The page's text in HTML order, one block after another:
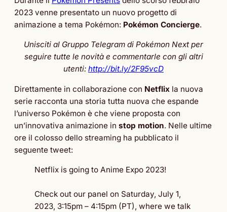
2023 venne presentato un nuovo progetto di
animazione a tema Pokémon: Pokémon Concierge.
Unisciti al Gruppo Telegram di Pokémon Next per
seguire tutte le novità e commentarle con gli altri
utenti: http://bit.ly/2F95vcD
Direttamente in collaborazione con Netflix la nuova
serie racconta una storia tutta nuova che espande
l’universo Pokémon è che viene proposta con
un’innovativa animazione in stop motion. Nelle ultime
ore il colosso dello streaming ha pubblicato il
seguente tweet:
Netflix is going to Anime Expo 2023!
Check out our panel on Saturday, July 1,
2023, 3:15pm – 4:15pm (PT), where we talk